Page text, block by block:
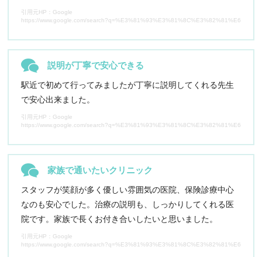
引用元HP：Google
https://www.google.com/
説明が丁寧で安心できる
駅近で初めて行ってみましたが丁寧に説明してくれる先生
で安心出来ました。
引用元HP：Google
https://www.google.com/
家族で通いたいクリニック
スタッフが笑顔が多く優しい雰囲気の医院、保険診療中心
なのも安心でした。治療の説明も、しっかりしてくれる医
院です。家族で長くお付き合いしたいと思いました。
引用元HP：Google
https://www.google.com/